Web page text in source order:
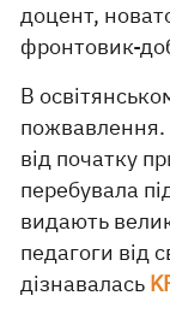
доцент,
фронтовик-
В
пожвавлення.
від початку
перебувала
видають
педагоги від
дізнавалась